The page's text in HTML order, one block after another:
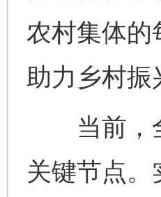
农村集体的
助力乡村振
当前，全
关键节点